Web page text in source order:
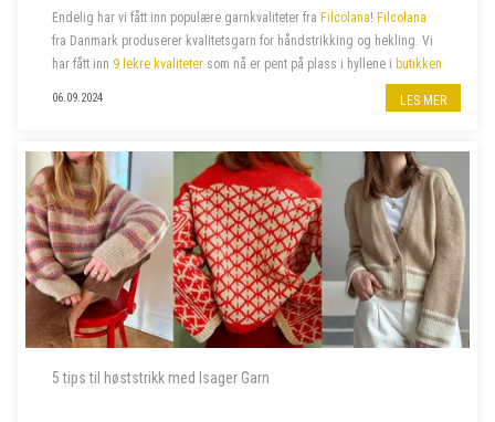
Endelig har vi fått inn populære garnkvaliteter fra Filcolana! Filcolana
fra Danmark produserer kvalitetsgarn for håndstrikking og hekling. Vi
har fått inn 9 lekre kvaliteter som nå er pent på plass i hyllene i butikken
06.09.2024 LES MER
5 tips til høststrikk med Isager Garn